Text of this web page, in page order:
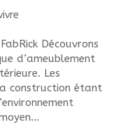
Découvrons
d’ameublement
Les
construction étant